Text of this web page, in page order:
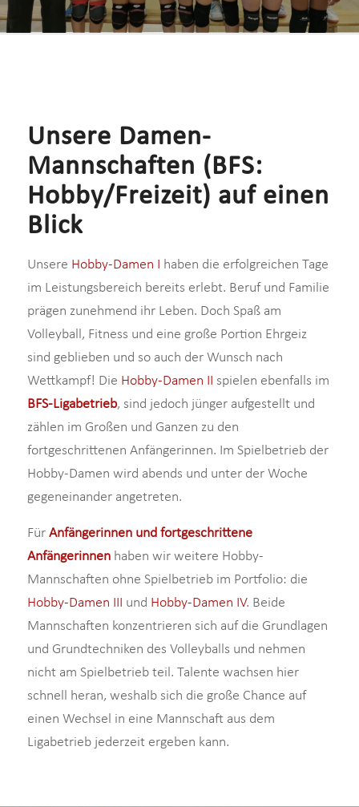
Unsere Damen-
Mannschaften (BFS:
Hobby/Freizeit) auf einen
Blick
Unsere Hobby-Damen I haben die erfolgreichen Tage
im Leistungsbereich bereits erlebt. Beruf und Familie
prägen zunehmend ihr Leben. Doch Spaß am
Volleyball, Fitness und eine große Portion Ehrgeiz
sind geblieben und so auch der Wunsch nach
Wettkampf! Die Hobby-Damen II spielen ebenfalls im
BFS-Ligabetrieb, sind jedoch jünger aufgestellt und
zählen im Großen und Ganzen zu den
fortgeschrittenen Anfängerinnen. Im Spielbetrieb der
Hobby-Damen wird abends und unter der Woche
gegeneinander angetreten.
Für Anfängerinnen und fortgeschrittene
Anfängerinnenhaben wir weitere Hobby-
Mannschaften ohne Spielbetrieb im Portfolio: die
Hobby-Damen III und Hobby-Damen IV. Beide
Mannschaften konzentrieren sich auf die Grundlagen
und Grundtechniken des Volleyballs und nehmen
nicht am Spielbetrieb teil. Talente wachsen hier
schnell heran, weshalb sich die große Chance auf
einen Wechsel in eine Mannschaft aus dem
Ligabetrieb jederzeit ergeben kann.